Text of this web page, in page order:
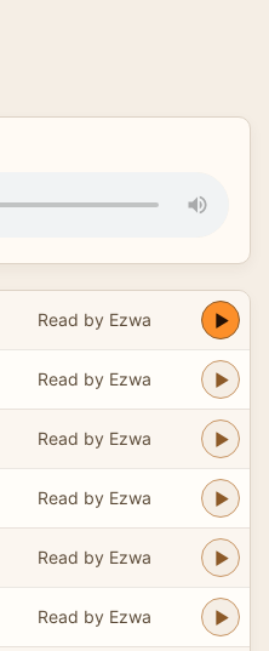
Read by Ezwa
Read by Ezwa
Read by Ezwa
Read by Ezwa
Read by Ezwa
Read by Ezwa